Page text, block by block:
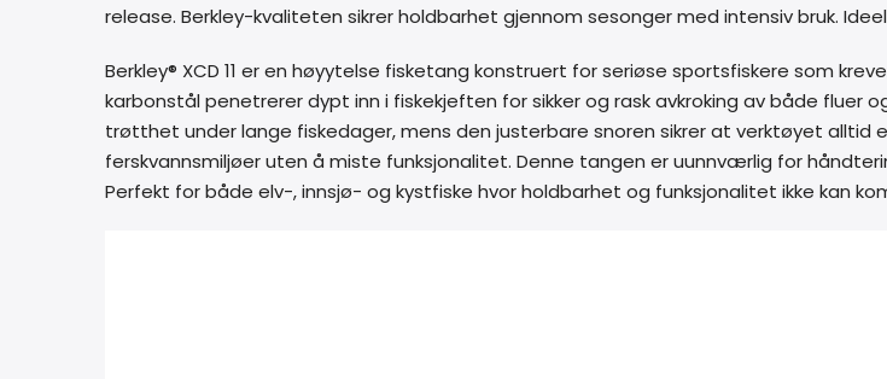
release. Berkley-kvaliteten sikrer holdbarhet gjennom sesonger med intensiv bruk.
Berkley® XCD 11 er en høyytelse fisketang konstruert for seriøse sportsfiskere som
karbonstål penetrerer dypt inn i fiskekjeften for sikker og rask avkroking av både
trøtthet under lange fiskedager, mens den justerbare snoren sikrer at verktøyet
ferskvannsmiljøer uten å miste funksjonalitet. Denne tangen er uunnværlig for
Perfekt for både elv-, innsjø- og kystfiske hvor holdbarhet og funksjonalitet ikke kan